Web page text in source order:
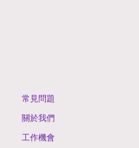
常見問題
關於我們
工作機會